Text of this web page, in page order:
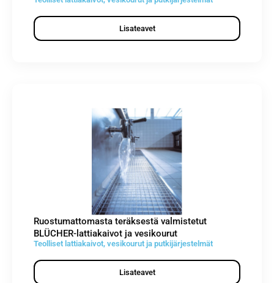
Lisateavet
Ruostumattomasta teräksestä valmistetut
BLÜCHER-lattiakaivot ja vesikourut
Teolliset lattiakaivot, vesikourut ja putkijärjestelmät
Lisateavet